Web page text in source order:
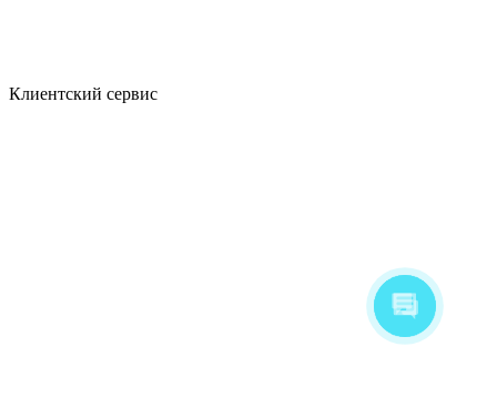
Клиентский сервис